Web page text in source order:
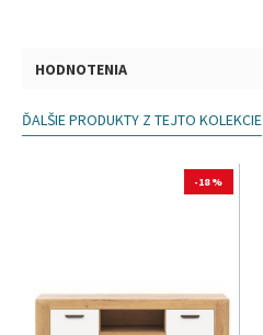
HODNOTENIA
ĎALŠIE PRODUKTY Z TEJTO KOLEKCIE
-18 %